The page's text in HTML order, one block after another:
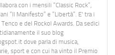
con i mensili “Classic Rock”,
“Il Manifesto” e “Libertà”. E' tra i
e del Rockol Awards. Da sedici
il suo blog
dove parla di musica,
sport e con cui ha vinto il Premio